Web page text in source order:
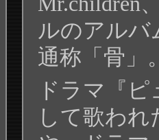
ルのアルバ
通称「骨」
ドラマ『
して歌わ